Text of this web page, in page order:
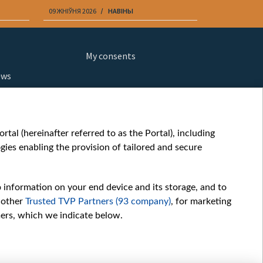
09 ЖНІЎНЯ 2026 НАВІНЫ
My consents
(hereinafter referred to as the Portal), including
enabling the provision of tailored and secure
on your end device and its storage, and to
Trusted TVP Partners (93 company), for marketing
which we indicate below.